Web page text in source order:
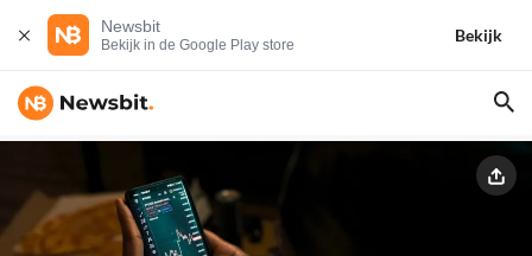
Newsbit
Bekijk in de Google Play store
Bekijk